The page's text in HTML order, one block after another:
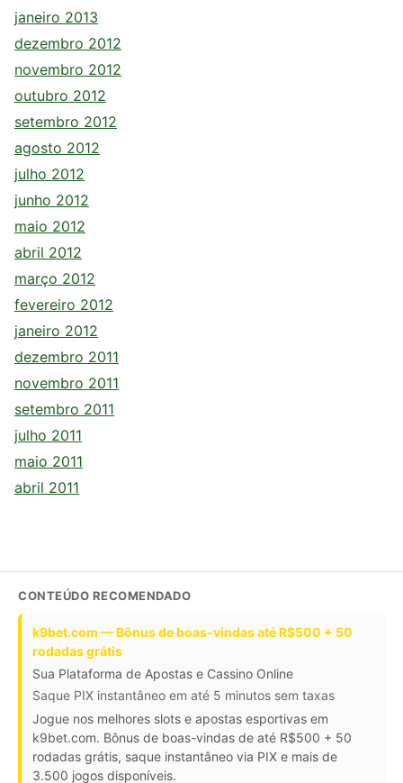
janeiro 2013
dezembro 2012
novembro 2012
outubro 2012
setembro 2012
agosto 2012
julho 2012
junho 2012
maio 2012
abril 2012
março 2012
fevereiro 2012
janeiro 2012
dezembro 2011
novembro 2011
setembro 2011
julho 2011
maio 2011
abril 2011
CONTEÚDO RECOMENDADO
k9bet.com — Bônus de boas-vindas até R$500 + 50
rodadas grátis
Sua Plataforma de Apostas e Cassino Online
Saque PIX instantâneo em até 5 minutos sem taxas
Jogue nos melhores slots e apostas esportivas em
k9bet.com. Bônus de boas-vindas de até R$500 + 50
rodadas grátis, saque instantâneo via PIX e mais de
3.500 jogos disponíveis.